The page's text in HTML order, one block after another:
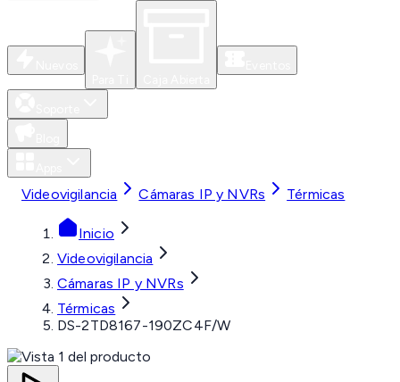
Videovigilancia Cámaras IP y NVRs Térmicas
Inicio
Videovigilancia
Cámaras IP y NVRs
Térmicas
DS-2TD8167-190ZC4F/W